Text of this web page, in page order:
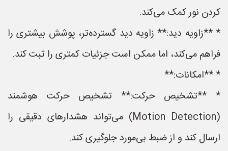
کردن نور کمک می‌کند.
* **زاویه دید:** زاویه دید گسترده‌تر، پوشش بیشتری را
فراهم می‌کند، اما ممکن است جزئیات کمتری را ثبت کند.
* **امکانات:**
* **تشخیص حرکت:** تشخیص حرکت هوشمند
(Motion Detection) می‌تواند هشدارهای دقیقی را
ارسال کند و از ضبط بی‌مورد جلوگیری کند.